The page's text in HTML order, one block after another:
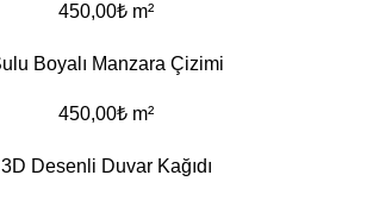
450,00₺ m²
Boyalı Manzara Çizimi
450,00₺ m²
3D Desenli Duvar Kağıdı